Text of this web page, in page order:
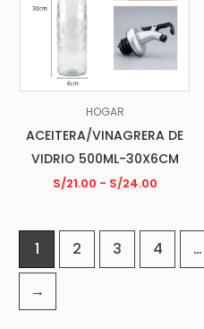
HOGAR
ACEITERA/VINAGRERA DE
VIDRIO 500ML-30X6CM
S/21.00 - S/24.00
1 2 3 4 …
→